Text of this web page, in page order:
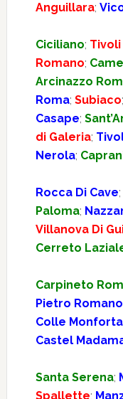
Anguillara;
Ciciliano;
Romano;
Arcinazzo
Roma; Subiaco;
Casape;
di Galeria;
Nerola;
Rocca Di Cave;
Paloma;
Villanova Di
Cerreto
Carpineto
Pietro Romano
Colle
Castel
Santa Serena;
Spallette;